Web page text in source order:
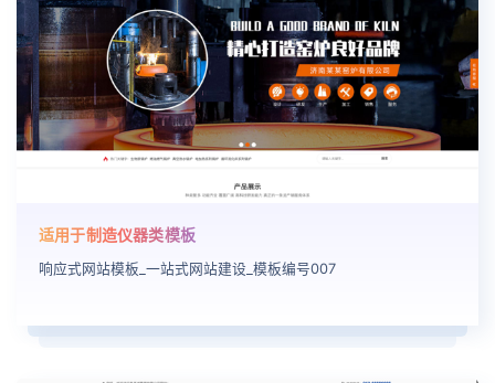
适用于制造仪器类模板
响应式网站模板_一站式网站建设_模板编号007